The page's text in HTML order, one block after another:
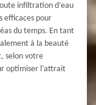
infiltration d’eau
efficaces pour
du temps. En tant
à la beauté
selon votre
optimiser l’attrait